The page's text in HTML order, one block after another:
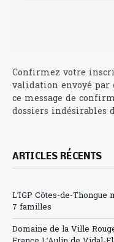
Confirmez votre
validation envoyé
ce message de
dossiers indésirables
ARTICLES RÉCENTS
L’IGP Côtes-de-
7 familles
Domaine de la Ville